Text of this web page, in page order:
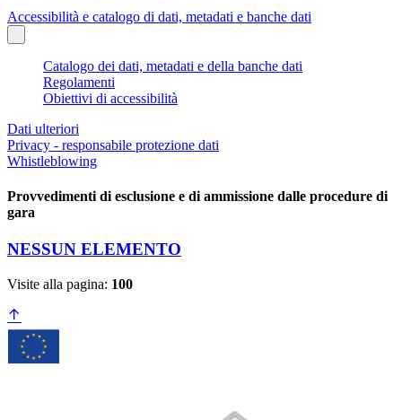
Accessibilità e catalogo di dati, metadati e banche dati
Catalogo dei dati, metadati e della banche dati
Regolamenti
Obiettivi di accessibilità
Dati ulteriori
Privacy - responsabile protezione dati
Whistleblowing
Provvedimenti di esclusione e di ammissione dalle procedure di
gara
NESSUN ELEMENTO
Visite alla pagina: 100